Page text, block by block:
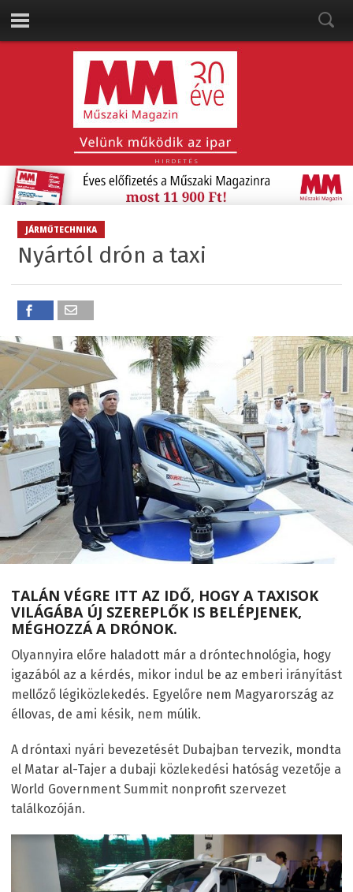
HIRDETÉS
JÁRMŰTECHNIKA
Nyártól drón a taxi
TALÁN VÉGRE ITT AZ IDŐ, HOGY A TAXISOK
VILÁGÁBA ÚJ SZEREPLŐK IS BELÉPJENEK,
MÉGHOZZÁ A DRÓNOK.
Olyannyira előre haladott már a dróntechnológia, hogy
igazából az a kérdés, mikor indul be az emberi irányítást
mellőző légiközlekedés. Egyelőre nem Magyarország az
éllovas, de ami késik, nem múlik.
A dróntaxi nyári bevezetését Dubajban tervezik, mondta
el Matar al-Tajer a dubaji közlekedési hatóság vezetője a
World Government Summit nonprofit szervezet
találkozóján.